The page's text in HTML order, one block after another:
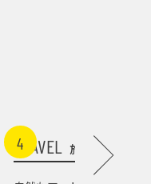
4
TRAVEL 旅行